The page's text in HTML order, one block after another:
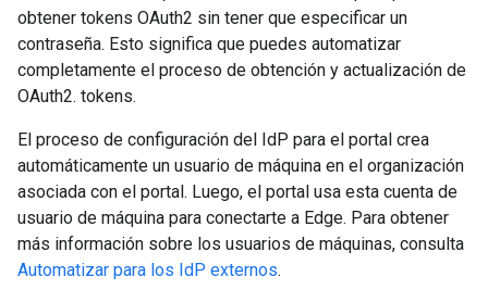
obtener tokens OAuth2 sin tener que especificar un
contraseña. Esto significa que puedes automatizar
completamente el proceso de obtención y actualización de
OAuth2. tokens.
El proceso de configuración del IdP para el portal crea
automáticamente un usuario de máquina en el organización
asociada con el portal. Luego, el portal usa esta cuenta de
usuario de máquina para conectarte a Edge. Para obtener
más información sobre los usuarios de máquinas, consulta
Automatizar para los IdP externos.